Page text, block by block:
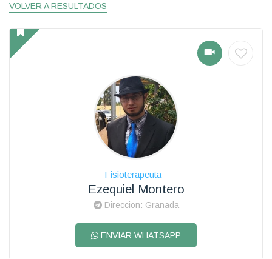
VOLVER A RESULTADOS
Fisioterapeuta
Ezequiel Montero
Direccion: Granada
ENVIAR WHATSAPP